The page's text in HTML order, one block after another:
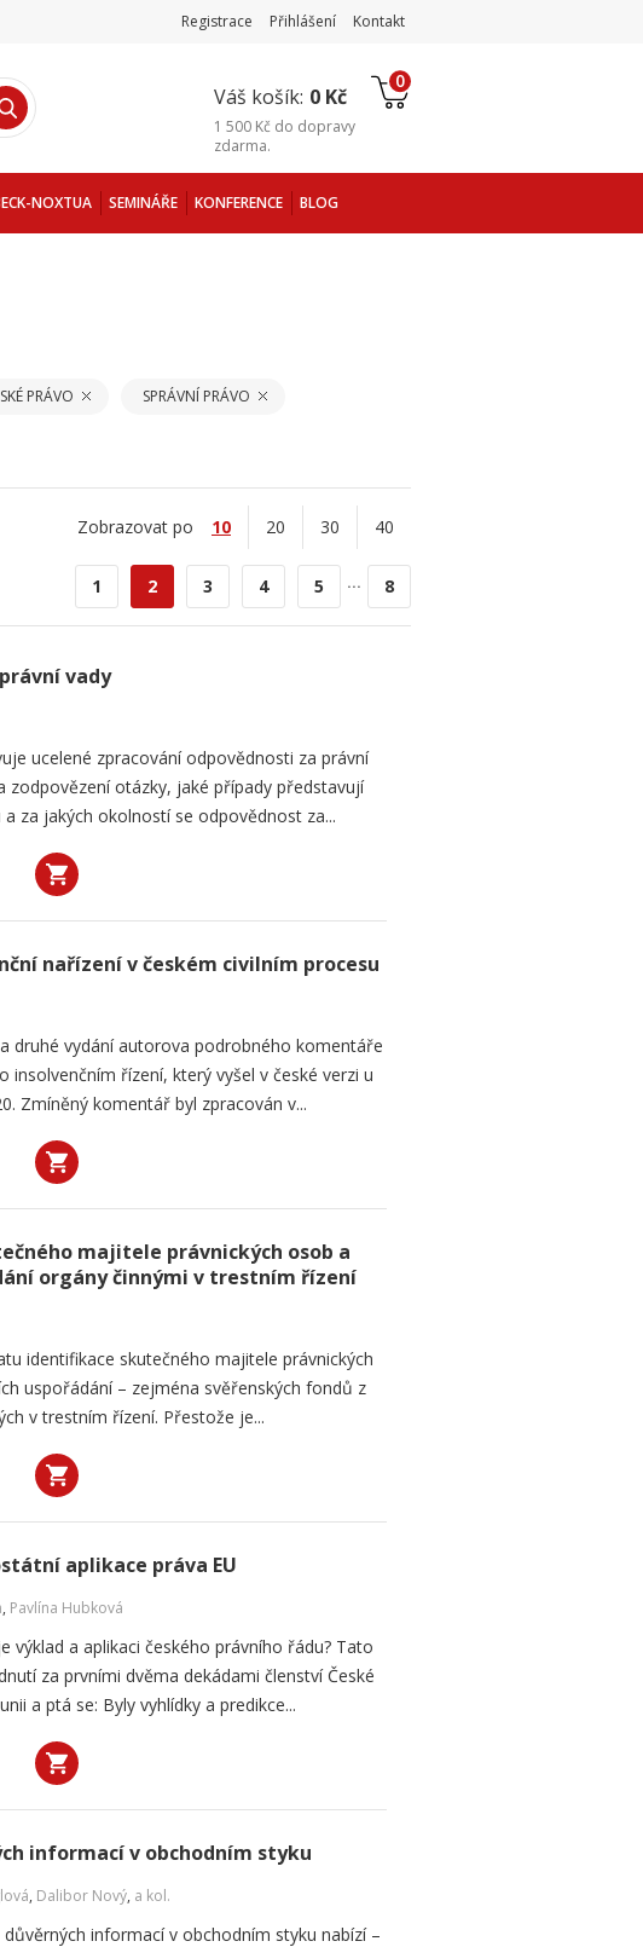
Registrace Přihlášení Kontakt
Váš košík: 0 Kč
0
1 500 Kč do dopravy
zdarma.
NOXTUA SEMINÁŘE KONFERENCE BLOG
PRÁVO SPRÁVNÍ PRÁVO
Zobrazovat po 10 20 30 40
1 2 3 4 5 ... 8
vady
ucelené zpracování odpovědnosti za právní
zodpovězení otázky, jaké případy představují
za jakých okolností se odpovědnost za...
nařízení v českém civilním procesu
druhé vydání autorova podrobného komentáře
insolvenčním řízení, který vyšel v české verzi u
Zmíněný komentář byl zpracován v...
majitele právnických osob a
orgány činnými v trestním řízení
identifikace skutečného majitele právnických
uspořádání – zejména svěřenských fondů z
v trestním řízení. Přestože je...
aplikace práva EU
, Pavlína Hubková
výklad a aplikaci českého právního řádu? Tato
za prvními dvěma dekádami členství České
a ptá se: Byly vyhlídky a predikce...
informací v obchodním styku
, Dalibor Nový, a kol.
informací v obchodním styku nabízí –